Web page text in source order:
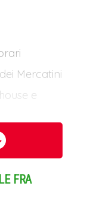
Mercatini
e
Colmar,
FRA